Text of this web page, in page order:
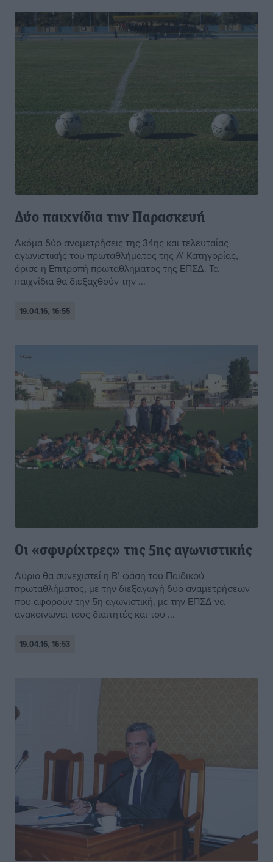
Δύο παιχνίδια την Παρασκευή
Ακόμα δύο αναμετρήσεις της 34ης και τελευταίας
αγωνιστικής του πρωταθλήματος της Α’ Κατηγορίας,
όρισε η Επιτροπή πρωταθλήματος της ΕΠΣΔ. Τα
παιχνίδια θα διεξαχθούν την ...
19.04.16, 16:55
Οι «σφυρίχτρες» της 5ης αγωνιστικής
Αύριο θα συνεχιστεί η Β’ φάση του Παιδικού
πρωταθλήματος, με την διεξαγωγή δύο αναμετρήσεων
που αφορούν την 5η αγωνιστική, με την ΕΠΣΔ να
ανακοινώνει τους διαιτητές και του ...
19.04.16, 16:53